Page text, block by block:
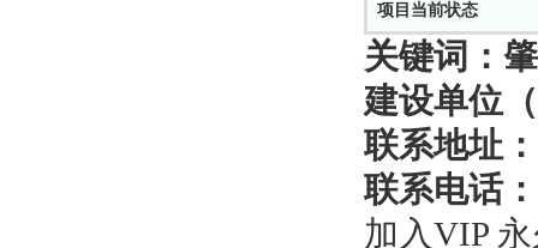
项目当前状态
关键词：
建设单位
联系地址：
联系电话：
加入VIP